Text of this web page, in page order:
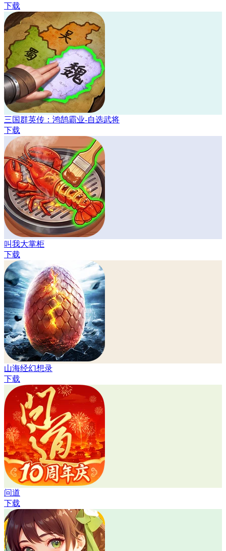
下载
三国群英传：鸿鹄霸业-自选武将
下载
叫我大掌柜
下载
山海经幻想录
下载
问道
下载